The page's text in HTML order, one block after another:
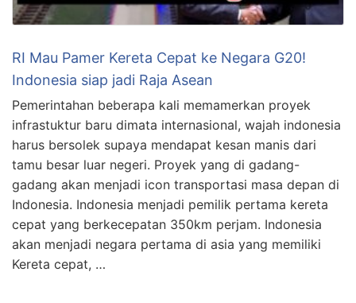
RI Mau Pamer Kereta Cepat ke Negara G20!
Indonesia siap jadi Raja Asean
Pemerintahan beberapa kali memamerkan proyek
infrastuktur baru dimata internasional, wajah indonesia
harus bersolek supaya mendapat kesan manis dari
tamu besar luar negeri. Proyek yang di gadang-
gadang akan menjadi icon transportasi masa depan di
Indonesia. Indonesia menjadi pemilik pertama kereta
cepat yang berkecepatan 350km perjam. Indonesia
akan menjadi negara pertama di asia yang memiliki
Kereta cepat, …